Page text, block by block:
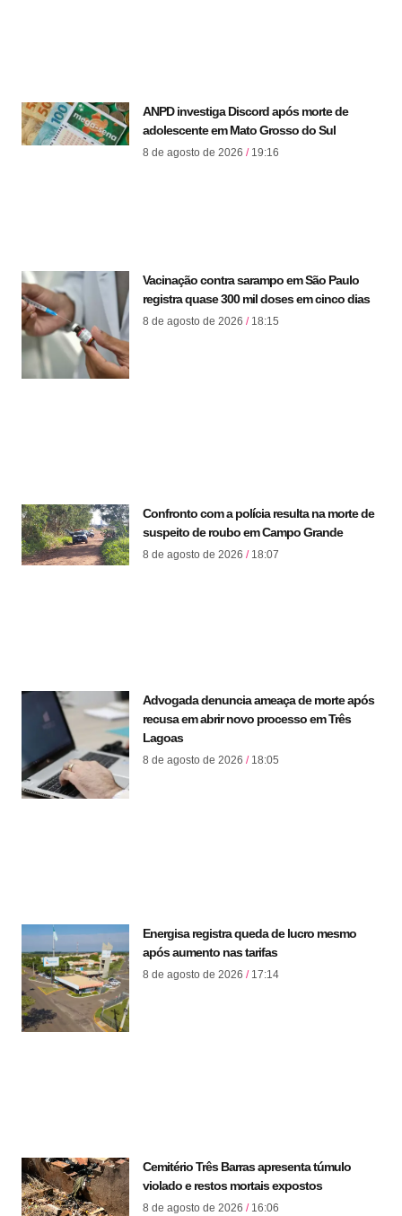
ANPD investiga Discord após morte de
adolescente em Mato Grosso do Sul
8 de agosto de 2026 19:16
Vacinação contra sarampo em São Paulo
registra quase 300 mil doses em cinco dias
8 de agosto de 2026 18:15
Confronto com a polícia resulta na morte de
suspeito de roubo em Campo Grande
8 de agosto de 2026 18:07
Advogada denuncia ameaça de morte após
recusa em abrir novo processo em Três
Lagoas
8 de agosto de 2026 18:05
Energisa registra queda de lucro mesmo
após aumento nas tarifas
8 de agosto de 2026 17:14
Cemitério Três Barras apresenta túmulo
violado e restos mortais expostos
8 de agosto de 2026 16:06